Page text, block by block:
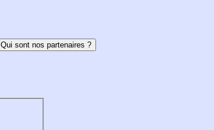
Qui sont nos partenaires ?